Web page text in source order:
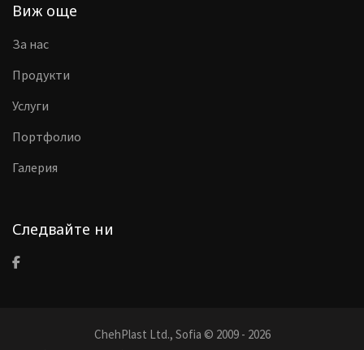
Виж още
За нас
Продукти
Услуги
Портфолио
Галерия
Следвайте ни
ChehPlast Ltd., Sofia © 2009 - 2026